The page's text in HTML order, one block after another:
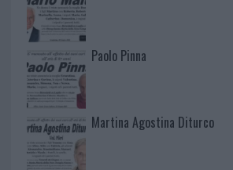
Paolo Pinna
Martina Agostina Diturco